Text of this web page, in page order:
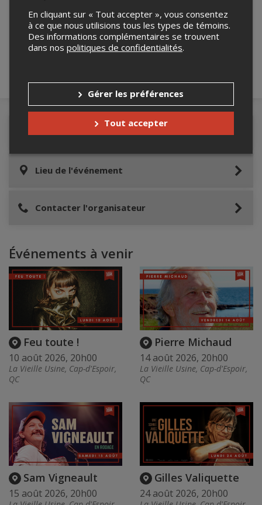
Merci de confirmer que vous n'êtes pas un
robot ci-bas.
Détails de l'événement
Lieu de l'événement
Contacter l'organisateur
Événements à venir
Feu toute !
10 août 2026, 20h00
La Vieille Usine, Cap-d'Espoir,
QC
Pierre Michaud
14 août 2026, 20h00
La Vieille Usine, Cap-d'Espoir,
QC
Sam Vigneault
15 août 2026, 20h00
Gilles Valiquette
24 août 2026, 20h00
En cliquant sur « Tout accepter », vous consentez
à ce que nous utilisions tous les types de témoins.
Des informations complémentaires se trouvent
dans nos politiques de confidentialités.
Gérer les préférences
Tout accepter